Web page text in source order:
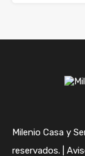
Milenio Casa y
reservados. |